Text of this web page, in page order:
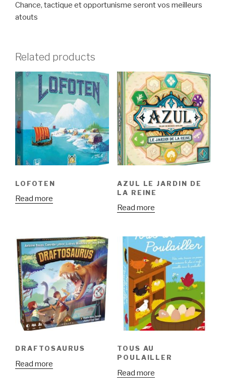
Chance, tactique et opportunisme seront vos meilleurs
atouts
Related products
LOFOTEN
Read more
AZUL LE JARDIN DE
LA REINE
Read more
DRAFTOSAURUS
Read more
TOUS AU
POULAILLER
Read more